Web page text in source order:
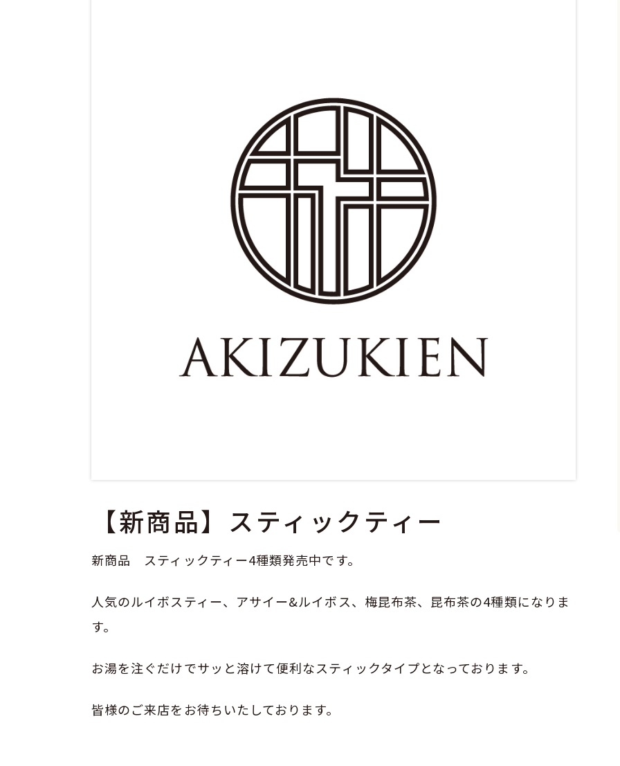
【新商品】スティックティー
新商品 スティックティー4種類発売中です。
人気のルイボスティー、アサイー&ルイボス、梅昆布茶、昆布茶の4種類になりま
す。
お湯を注ぐだけでサッと溶けて便利なスティックタイプとなっております。
皆様のご来店をお待ちいたしております。